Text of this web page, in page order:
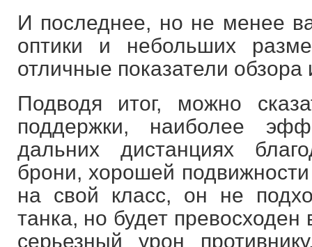
И последнее, но не менее
оптики и небольших
отличные показатели обзора
Подводя итог, можно
поддержки, наиболее
дальних дистанциях
брони, хорошей
на свой класс, он не
танка, но будет
серьезный урон